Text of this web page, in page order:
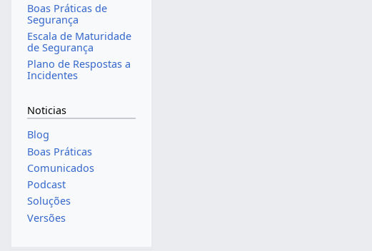
Boas Práticas de
Segurança
Escala de Maturidade
de Segurança
Plano de Respostas a
Incidentes
Noticias
Blog
Boas Práticas
Comunicados
Podcast
Soluções
Versões